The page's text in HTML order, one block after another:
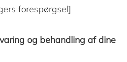
forespørgsel]
og behandling af dine